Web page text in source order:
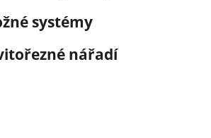
systémy
nářadí